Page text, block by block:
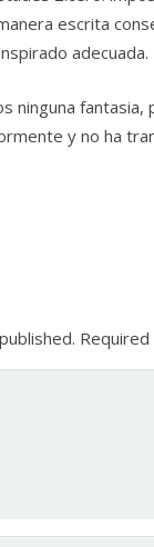
escrita
adecuada.
ninguna
y no ha